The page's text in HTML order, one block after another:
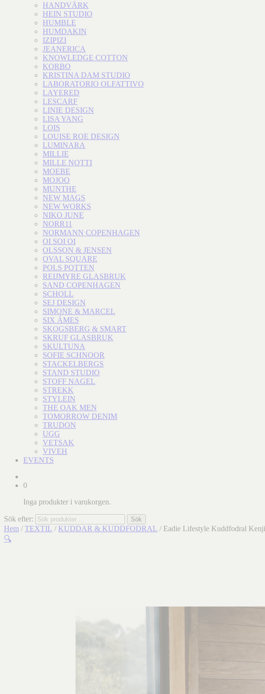
HANDVÄRK
HEIN STUDIO
HUMBLE
HUMDAKIN
IZIPIZI
JEANERICA
KNOWLEDGE COTTON
KORBO
KRISTINA DAM STUDIO
LABORATORIO OLFATTIVO
LAYERED
LESCARF
LINIE DESIGN
LISA YANG
LOIS
LOUISE ROE DESIGN
LUMINARA
MILLIE
MILLE NOTTI
MOEBE
MOJOO
MUNTHE
NEW MAGS
NEW WORKS
NIKO JUNE
NORR11
NORMANN COPENHAGEN
OI SOI OI
OLSSON & JENSEN
OVAL SQUARE
POLS POTTEN
REIJMYRE GLASBRUK
SAND COPENHAGEN
SCHOLL
SEJ DESIGN
SIMONE & MARCEL
SIX ÁMES
SKOGSBERG & SMART
SKRUF GLASBRUK
SKULTUNA
SOFIE SCHNOOR
STACKELBERGS
STAND STUDIO
STOFF NAGEL
STREKK
STYLEIN
THE OAK MEN
TOMORROW DENIM
TRUDON
UGG
VETSAK
VIVEH
EVENTS
0
Inga produkter i varukorgen.
Sök efter: Sök
Hem / TEXTIL / KUDDAR & KUDDFODRAL / Eadie Lifestyle Kuddfodral
🔍